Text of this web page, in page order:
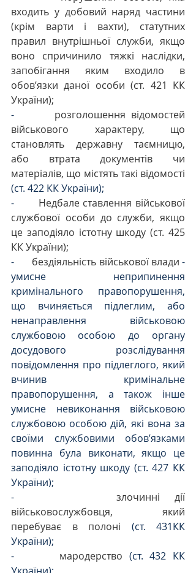
входить у добовий наряд частини
(крім варти і вахти), статутних
правил внутрішньої служби, якщо
воно спричинило тяжкі наслідки,
запобігання яким входило в
обов’язки даної особи (ст. 421 КК
України);
- розголошення відомостей
військового характеру, що
становлять державну таємницю,
або втрата документів чи
матеріалів, що містять такі відомості
(ст. 422 КК України);
- Недбале ставлення військової
службової особи до служби, якщо
це заподіяло істотну шкоду (ст. 425
КК України);
- бездіяльність військової влади -
умисне неприпинення
кримінального правопорушення,
що вчиняється підлеглим, або
ненаправлення військовою
службовою особою до органу
досудового розслідування
повідомлення про підлеглого, який
вчинив кримінальне
правопорушення, а також інше
умисне невиконання військовою
службовою особою дій, які вона за
своїми службовими обов’язками
повинна була виконати, якщо це
заподіяло істотну шкоду (ст. 427 КК
України);
- злочинні дії
військовослужбовця, який
перебуває в полоні (ст. 431КК
України);
- мародерство (ст. 432 КК